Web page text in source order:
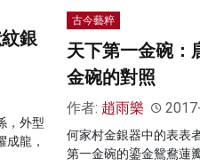
銀
，外型
龍，
古今藝粹
天下第一金碗：
金碗的對照
作者: 趙雨樂
何家村金銀器中的表表
第一金碗的鎏金鴛鴦蓮